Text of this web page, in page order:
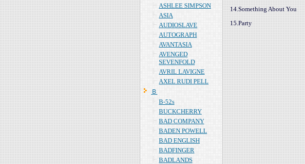
ASHLEE SIMPSON
ASIA
AUDIOSLAVE
AUTOGRAPH
AVANTASIA
AVENGED
SEVENFOLD
AVRIL LAVIGNE
AXEL RUDI PELL
Ｂ
B-52s
BUCKCHERRY
BAD COMPANY
BADEN POWELL
BAD ENGLISH
BADFINGER
BADLANDS
14.Something About You
15.Party